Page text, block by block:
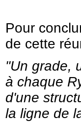
Pour
de cette
"Un grade,
à chaque
d'une
la ligne de